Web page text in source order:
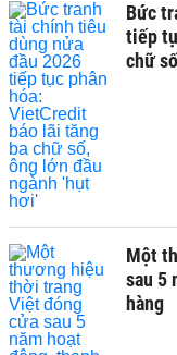
Bức
tiếp
chữ
Một
sau 5
hàng